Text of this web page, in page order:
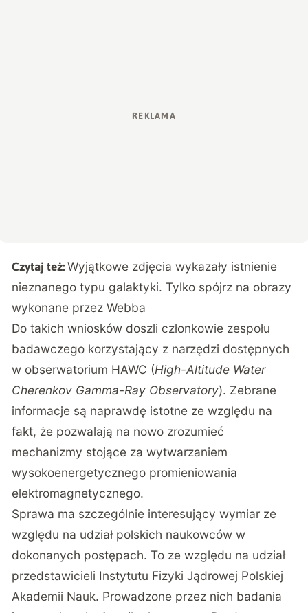
Czytaj też:Wyjątkowe zdjęcia wykazały istnienie
nieznanego typu galaktyki. Tylko spójrz na obrazy
wykonane przez Webba
Do takich wniosków doszli członkowie zespołu
badawczego korzystający z narzędzi dostępnych
w obserwatorium HAWC (High-Altitude Water
Cherenkov Gamma-Ray Observatory). Zebrane
informacje są naprawdę istotne ze względu na
fakt, że pozwalają na nowo zrozumieć
mechanizmy stojące za wytwarzaniem
wysokoenergetycznego promieniowania
elektromagnetycznego.
Sprawa ma szczególnie interesujący wymiar ze
względu na udział polskich naukowców w
dokonanych postępach. To ze względu na udział
przedstawicieli Instytutu Fizyki Jądrowej Polskiej
Akademii Nauk. Prowadzone przez nich badania